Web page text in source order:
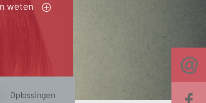
weten
Oplossingen